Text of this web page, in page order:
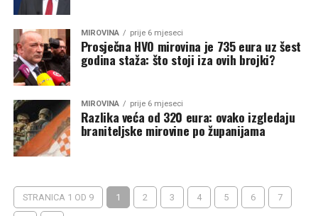
MIROVINA prije 6 mjeseci
Prosječna HVO mirovina je 735 eura uz šest
godina staža: što stoji iza ovih brojki?
MIROVINA prije 6 mjeseci
Razlika veća od 320 eura: ovako izgledaju
braniteljske mirovine po županijama
STRANICA 1 OD 9 1 2 3 4 5 6 7